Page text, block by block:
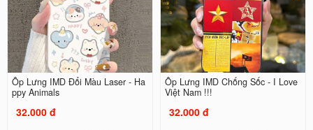
Ốp Lưng IMD Đổi Màu Laser - Ha
ppy Animals
32.000 đ
Ốp Lưng IMD Chống Sốc - I Love
Việt Nam !!!
32.000 đ